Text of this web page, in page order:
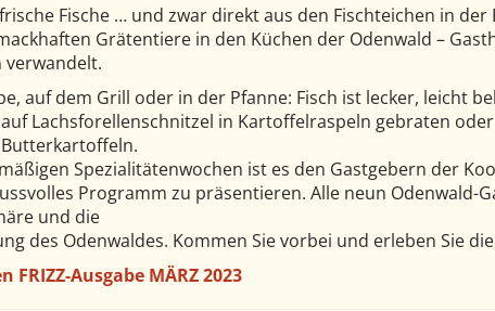
Fische … und zwar direkt aus den Fischteichen in der
Grätentiere in den Küchen der Odenwald –
verwandelt.
auf dem Grill oder in der Pfanne: Fisch ist lecker, leicht
Lachsforellenschnitzel in Kartoffelraspeln gebraten
Spezialitätenwochen ist es den Gastgebern der
Programm zu präsentieren. Alle neun
und die
des Odenwaldes. Kommen Sie vorbei und erleben Sie
FRIZZ-Ausgabe MÄRZ 2023